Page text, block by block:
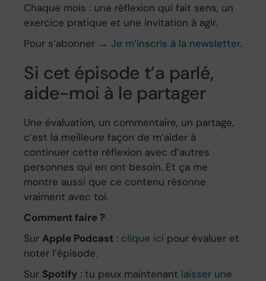
Chaque mois : une réflexion qui fait sens, un
exercice pratique et une invitation à agir.
Pour s’abonner →Je m’inscris à la newsletter.
Si cet épisode t’a parlé,
aide-moi à le partager
Une évaluation, un commentaire, un partage,
c’est la meilleure façon de m’aider à
continuer cette réflexion avec d’autres
personnes qui en ont besoin. Et ça me
montre aussi que ce contenu résonne
vraiment avec toi.
Comment faire ?
SurApple Podcast : clique ici pour évaluer et
noter l’épisode.
Sur Spotify : tu peux maintenant laisser une